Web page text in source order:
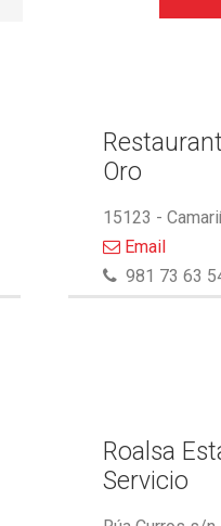
Oro
15123 -
Email
981 73 63
Roalsa
Servicio